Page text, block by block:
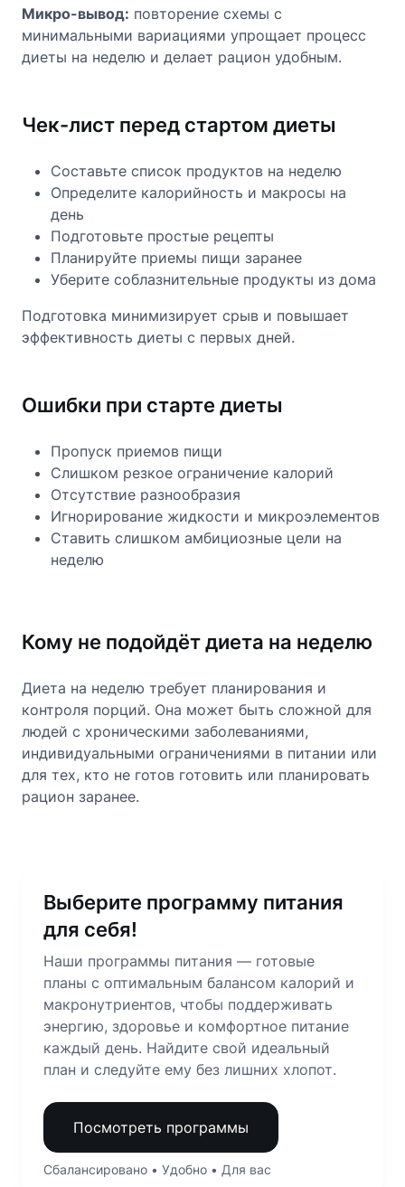
Микро-вывод: повторение схемы с
минимальными вариациями упрощает процесс
диеты на неделю и делает рацион удобным.
Чек-лист перед стартом диеты
Составьте список продуктов на неделю
Определите калорийность и макросы на
день
Подготовьте простые рецепты
Планируйте приемы пищи заранее
Уберите соблазнительные продукты из дома
Подготовка минимизирует срыв и повышает
эффективность диеты с первых дней.
Ошибки при старте диеты
Пропуск приемов пищи
Слишком резкое ограничение калорий
Отсутствие разнообразия
Игнорирование жидкости и микроэлементов
Ставить слишком амбициозные цели на
неделю
Кому не подойдёт диета на неделю
Диета на неделю требует планирования и
контроля порций. Она может быть сложной для
людей с хроническими заболеваниями,
индивидуальными ограничениями в питании или
для тех, кто не готов готовить или планировать
рацион заранее.
Выберите программу питания
для себя!
Наши программы питания — готовые
планы с оптимальным балансом калорий и
макронутриентов, чтобы поддерживать
энергию, здоровье и комфортное питание
каждый день. Найдите свой идеальный
план и следуйте ему без лишних хлопот.
Посмотреть программы
Сбалансировано • Удобно • Для вас